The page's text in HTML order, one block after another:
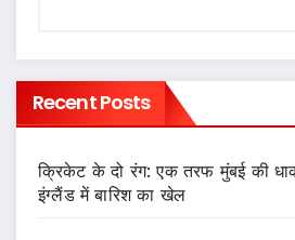
Recent Posts
क्रिकेट के दो रंग: एक तरफ मुंबई की
इंग्लैंड में बारिश का खेल